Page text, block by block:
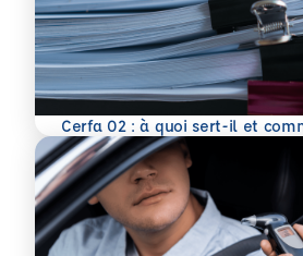
Cerfa 02 : à quoi sert-il et
En savoir plus